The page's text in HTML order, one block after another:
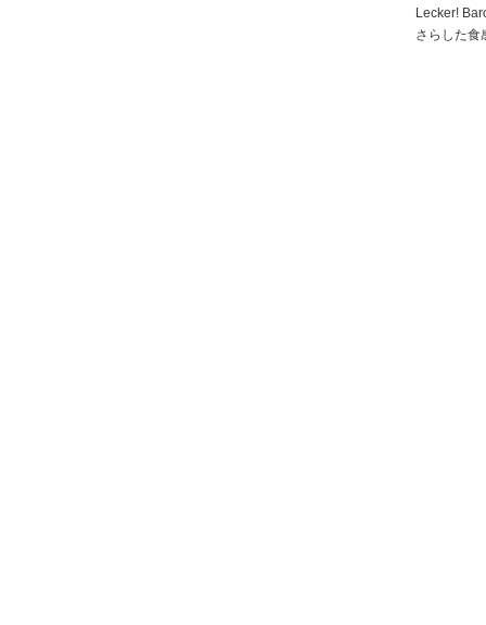
Lecker!
さらした食